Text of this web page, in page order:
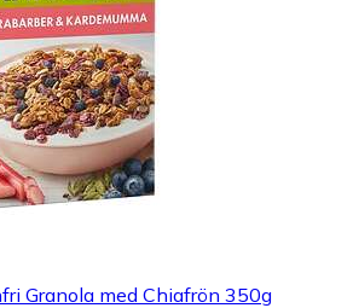
Granola med Chiafrön 350g